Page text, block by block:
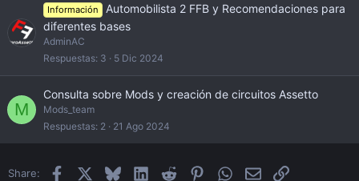
Información
Automobilista 2 FFB y Recomendaciones para
diferentes bases
AdminAC
Respuestas 3 5 Dic 2024
M
Consulta sobre Mods y creación de circuitos Assetto
Mods_team
Respuestas 2 21 Ago 2024
Share: Facebook BlueskyLinkedInReddit PinterestWhatsApp
EmailEnlace